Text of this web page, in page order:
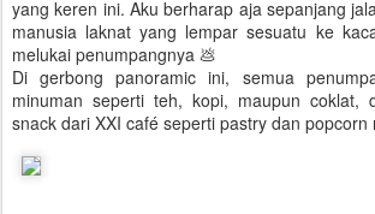
yang keren ini. Aku berharap aja sepanjang
manusia laknat yang lempar sesuatu ke
melukai penumpangnya 💩
Di gerbong panoramic ini, semua
minuman seperti teh, kopi, maupun coklat,
snack dari XXI café seperti pastry dan popcorn